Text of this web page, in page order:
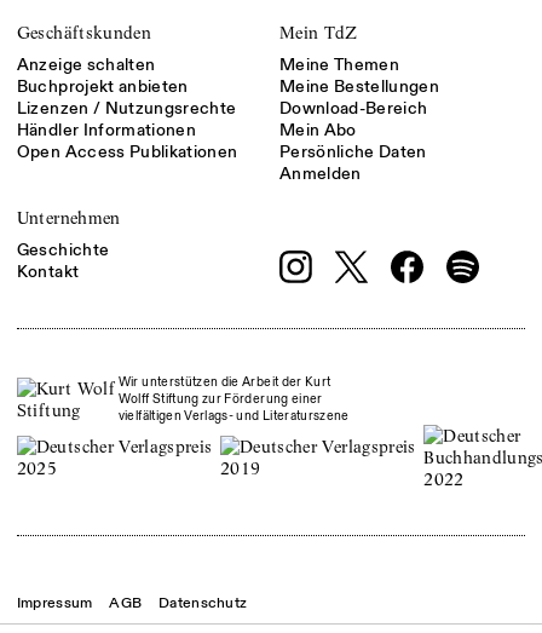
Geschäftskunden
Anzeige schalten
Buchprojekt anbieten
Lizenzen / Nutzungsrechte
Händler Informationen
Open Access Publikationen
Mein TdZ
Meine Themen
Meine Bestellungen
Download-Bereich
Mein Abo
Persönliche Daten
Anmelden
Unternehmen
Geschichte
Kontakt
Wir unterstützen die Arbeit der Kurt
Wolff Stiftung zur Förderung einer
vielfältigen Verlags- und Literaturszene
Impressum AGB Datenschutz